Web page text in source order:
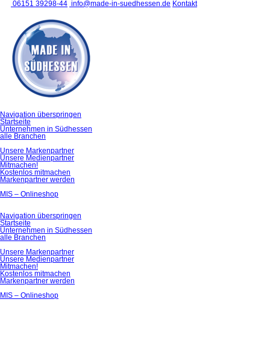
06151 39298-44 info@made-in-suedhessen.de Kontakt
Navigation überspringen
Startseite
Unternehmen in Südhessen
alle Branchen
Unsere Markenpartner
Unsere Medienpartner
Mitmachen!
Kostenlos mitmachen
Markenpartner werden
MIS – Onlineshop
Navigation überspringen
Startseite
Unternehmen in Südhessen
alle Branchen
Unsere Markenpartner
Unsere Medienpartner
Mitmachen!
Kostenlos mitmachen
Markenpartner werden
MIS – Onlineshop